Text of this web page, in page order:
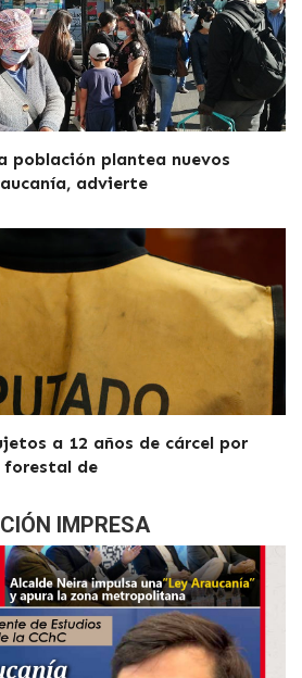
población plantea nuevos
advierte
a 12 años de cárcel por
forestal de
IMPRESA